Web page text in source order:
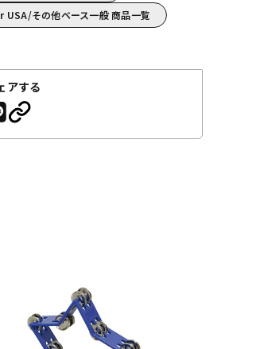
USA/その他ベース一般 商品一覧
アする